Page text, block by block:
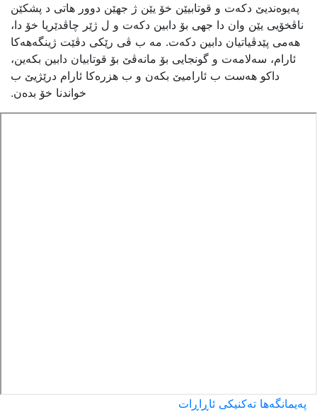
پەیوەندیێ دکەت و قوتابیێن خۆ یێن ژ جهێن دوور هاتی د پشکێن
ناڤخۆیی یێن وان دا جهی بۆ دابین دکەت و ل ژێر چاڤدێریا خۆ دا،
هەمی پێدڤیاتیان دابین دکەت. مە ب ڤی رێکی دڤێت ژینگەهەکا
ئارام، سەلامەت و گونجایی بۆ مانەڤێ بۆ قوتابیان دابین بکەین،
داکو هەست ب ئارامیێ بکەن و ب هزرەکا ئارام درێژیێ ب
خواندنا خۆ بدەن.
پەیمانگەها تەکنیکی ئاڕاڕات